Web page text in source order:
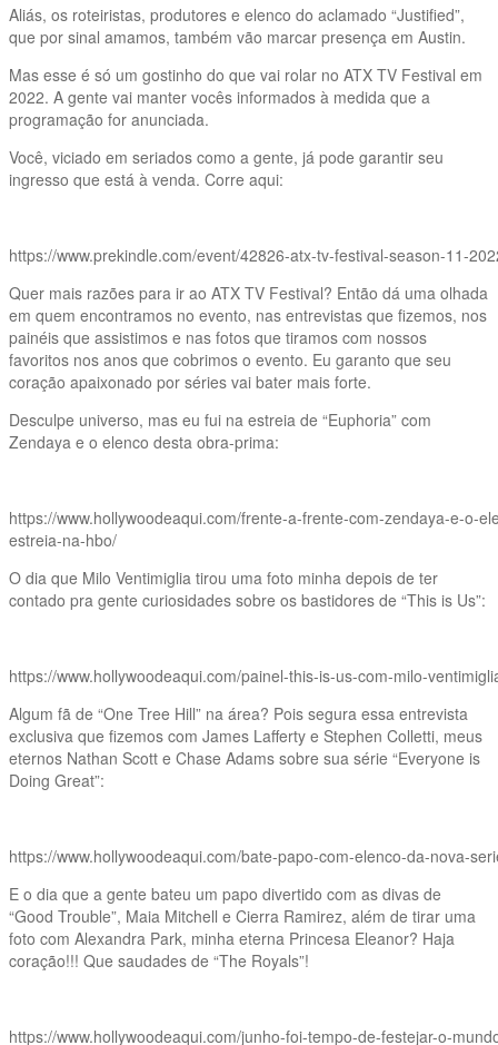
Aliás, os roteiristas, produtores e elenco do aclamado “Justified”,
que por sinal amamos, também vão marcar presença em Austin.
Mas esse é só um gostinho do que vai rolar no ATX TV Festival em
2022. A gente vai manter vocês informados à medida que a
programação for anunciada.
Você, viciado em seriados como a gente, já pode garantir seu
ingresso que está à venda. Corre aqui:
https://www.prekindle.com/event/42826-atx-tv-festival-season-11-
Quer mais razões para ir ao ATX TV Festival? Então dá uma olhada
em quem encontramos no evento, nas entrevistas que fizemos, nos
painéis que assistimos e nas fotos que tiramos com nossos
favoritos nos anos que cobrimos o evento. Eu garanto que seu
coração apaixonado por séries vai bater mais forte.
Desculpe universo, mas eu fui na estreia de “Euphoria” com
Zendaya e o elenco desta obra-prima:
https://www.hollywoodeaqui.com/frente-a-frente-com-zendaya-e-o-
estreia-na-hbo/
O dia que Milo Ventimiglia tirou uma foto minha depois de ter
contado pra gente curiosidades sobre os bastidores de “This is Us”:
https://www.hollywoodeaqui.com/painel-this-is-us-com-milo-
Algum fã de “One Tree Hill” na área? Pois segura essa entrevista
exclusiva que fizemos com James Lafferty e Stephen Colletti, meus
eternos Nathan Scott e Chase Adams sobre sua série “Everyone is
Doing Great”:
https://www.hollywoodeaqui.com/bate-papo-com-elenco-da-nova-
E o dia que a gente bateu um papo divertido com as divas de
“Good Trouble”, Maia Mitchell e Cierra Ramirez, além de tirar uma
foto com Alexandra Park, minha eterna Princesa Eleanor? Haja
coração!!! Que saudades de “The Royals”!
https://www.hollywoodeaqui.com/junho-foi-tempo-de-festejar-o-